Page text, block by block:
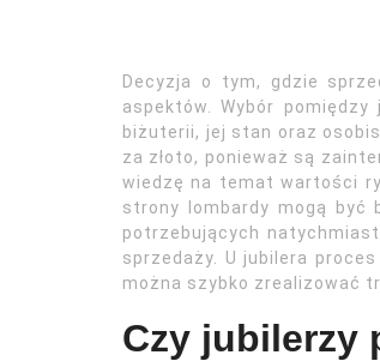
Decyzja o tym, gdzie
aspektów. Wybór
biżuterii, jej stan oraz
za złoto, ponieważ są
wiedzę na temat wartości
strony lombardy mogą
potrzebujących
sprzedaży. U jubilera
można szybko zrealizować
Czy jubilerzy